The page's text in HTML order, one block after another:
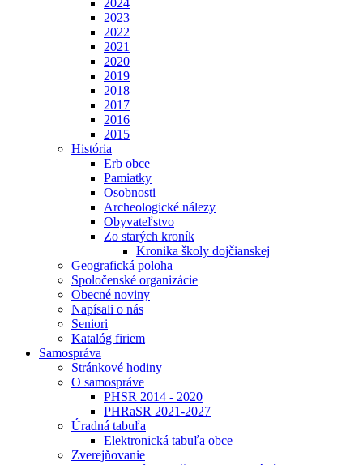
2024
2023
2022
2021
2020
2019
2018
2017
2016
2015
História
Erb obce
Pamiatky
Osobnosti
Archeologické nálezy
Obyvateľstvo
Zo starých kroník
Kronika školy dojčianskej
Geografická poloha
Spoločenské organizácie
Obecné noviny
Napísali o nás
Seniori
Katalóg firiem
Samospráva
Stránkové hodiny
O samospráve
PHSR 2014 - 2020
PHRaSR 2021-2027
Úradná tabuľa
Elektronická tabuľa obce
Zverejňovanie